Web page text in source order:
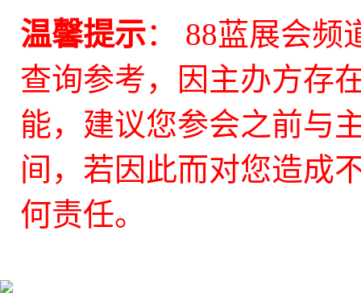
温馨提示： 88蓝展会频
查询参考，因主办方存
能，建议您参会之前与
间，若因此而对您造成
何责任。